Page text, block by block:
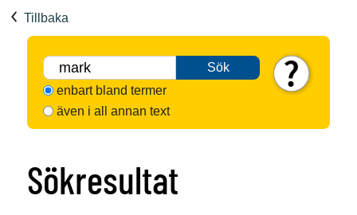
Tillbaka
Sök
enbart bland termer
även i all annan text
Sökresultat